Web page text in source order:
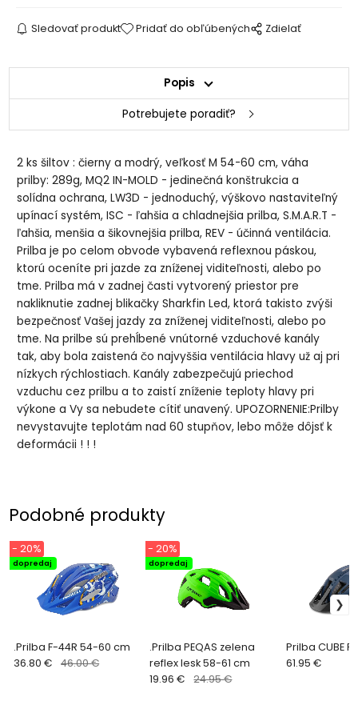
Sledovať produkt Pridať do obľúbených Zdielať
Popis
Potrebujete poradiť?
2 ks šiltov : čierny a modrý, veľkosť M 54-60 cm, váha
prilby: 289g, MQ2 IN-MOLD - jedinečná konštrukcia a
solídna ochrana, LW3D - jednoduchý, výškovo nastaviteľný
upínací systém, ISC - ľahšia a chladnejšia prilba, S.M.A.R.T -
ľahšia, menšia a šikovnejšia prilba, REV - účinná ventilácia.
Prilba je po celom obvode vybavená reflexnou páskou,
ktorú oceníte pri jazde za zníženej viditeľnosti, alebo po
tme. Prilba má v zadnej časti vytvorený priestor pre
nakliknutie zadnej blikačky Sharkfin Led, ktorá takisto zvýši
bezpečnosť Vašej jazdy za zníženej viditeľnosti, alebo po
tme. Na prilbe sú prehĺbené vnútorné vzduchové kanály
tak, aby bola zaistená čo najvyššia ventilácia hlavy už aj pri
nízkych rýchlostiach. Kanály zabezpečujú priechod
vzduchu cez prilbu a to zaistí zníženie teploty hlavy pri
výkone a Vy sa nebudete cítiť unavený. UPOZORNENIE:Prilby
nevystavujte teplotám nad 60 stupňov, lebo môže dôjsť k
deformácii ! ! !
Podobné produkty
.Prilba F-44R 54-60 cm
dopredaj
- 20%
36.80 € 46.00 €
.Prilba PEQAS zelena
reflex lesk 58-61 cm
dopredaj
- 20%
19.96 € 24.95 €
Prilba CUBE
61.95 €